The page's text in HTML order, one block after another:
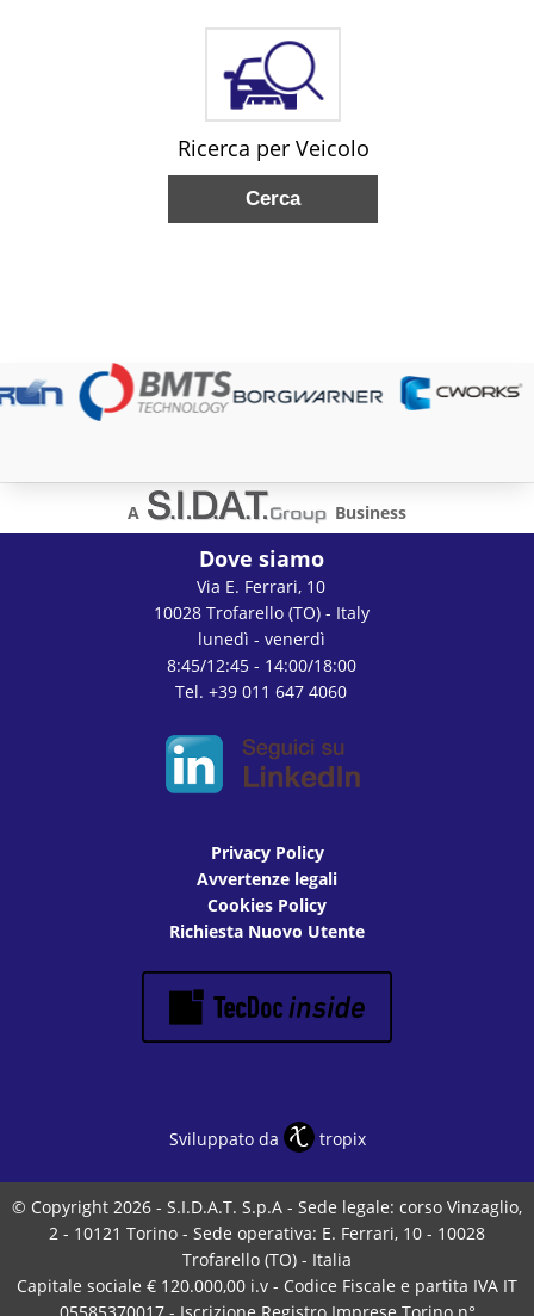
Ricerca per Veicolo
A Business
Dove siamo
Via E. Ferrari, 10
10028 Trofarello (TO) - Italy
lunedì - venerdì
8:45/12:45 - 14:00/18:00
Tel. +39 011 647 4060
Privacy Policy
Avvertenze legali
Cookies Policy
Richiesta Nuovo Utente
Sviluppato da tropix
© Copyright 2026 - S.I.D.A.T. S.p.A - Sede legale: corso Vinzaglio,
2 - 10121 Torino - Sede operativa: E. Ferrari, 10 - 10028
Trofarello (TO) - Italia
Capitale sociale € 120.000,00 i.v - Codice Fiscale e partita IVA IT